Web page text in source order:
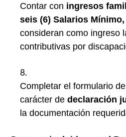
Contar con ingresos
seis (6) Salarios Mínimo,
consideran como ingreso
contributivas por
Completar el formulario
carácter de declaración
la documentación